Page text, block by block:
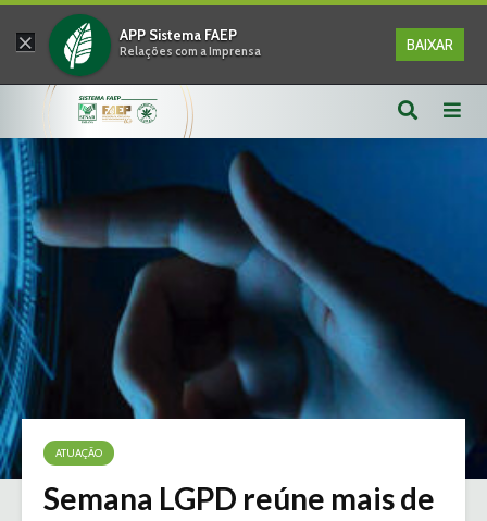
× APP Sistema FAEP
Relações com a Imprensa BAIXAR
ATUAÇÃO
Semana LGPD reúne mais de